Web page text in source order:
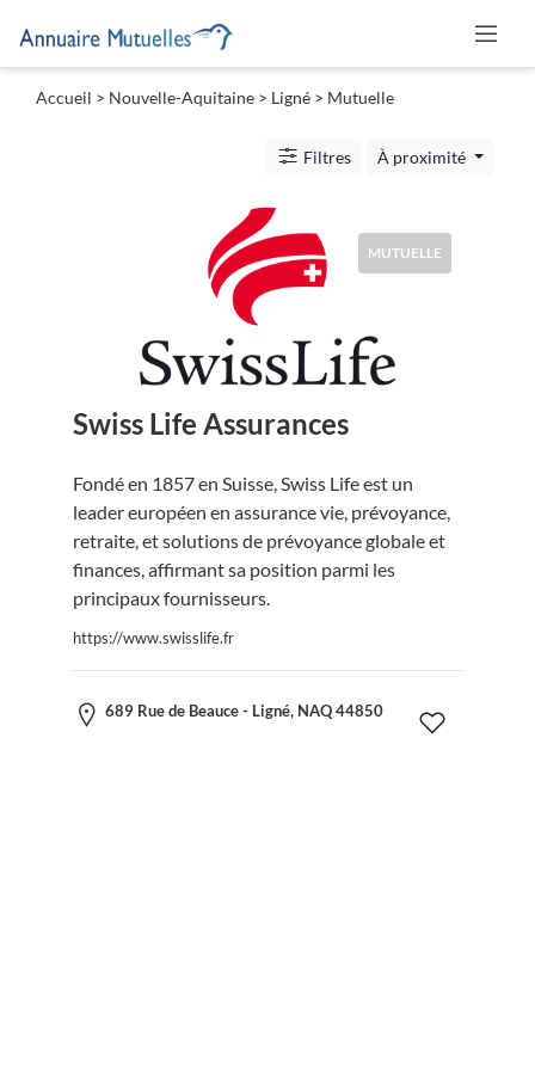
Accueil > Nouvelle-Aquitaine > Ligné > Mutuelle
Filtres À proximité
MUTUELLE
Swiss Life Assurances
Fondé en 1857 en Suisse, Swiss Life est un
leader européen en assurance vie, prévoyance,
retraite, et solutions de prévoyance globale et
finances, affirmant sa position parmi les
principaux fournisseurs.
https://www.swisslife.fr
689 Rue de Beauce - Ligné, NAQ 44850